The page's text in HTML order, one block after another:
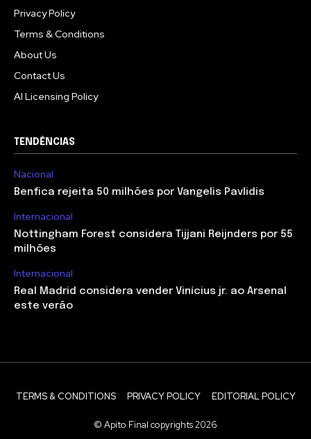
Privacy Policy
Terms & Conditions
About Us
Contact Us
AI Licensing Policy
TENDÊNCIAS
Nacional
Benfica rejeita 50 milhões por Vangelis Pavlidis
Internacional
Nottingham Forest considera Tijjani Reijnders por 55
milhões
Internacional
Real Madrid considera vender Vinícius jr. ao Arsenal
este verão
TERMS & CONDITIONS PRIVACY POLICY EDITORIAL POLICY
© Apito Final copyrights 2026